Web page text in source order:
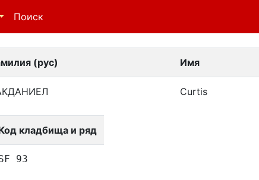
Поиск
(рус) Имя
Curtis
кладбища и ряд
93